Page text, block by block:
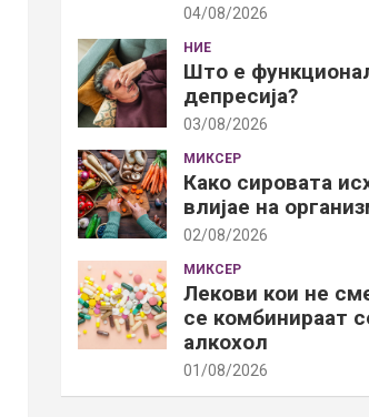
04/08/2026
НИЕ
Што е
депресија?
03/08/2026
МИКСЕР
Како сировата
влијае на
02/08/2026
МИКСЕР
Лекови кои не
се комбинираат
алкохол
01/08/2026